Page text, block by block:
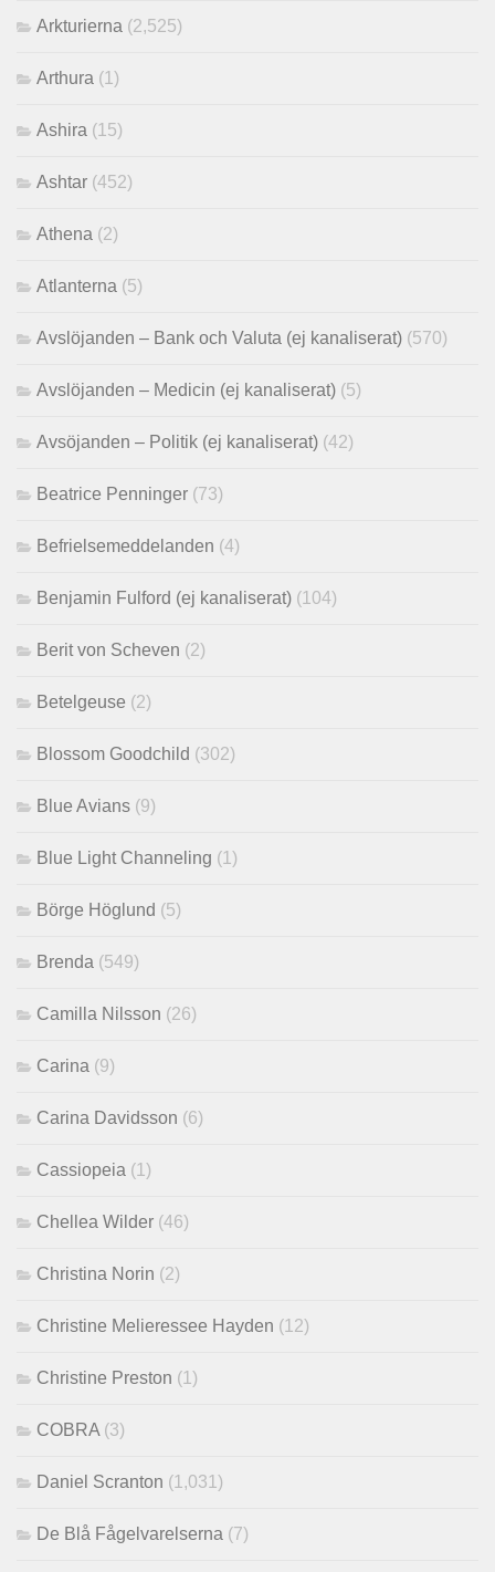
Arkturierna (2,525)
Arthura (1)
Ashira (15)
Ashtar (452)
Athena (2)
Atlanterna (5)
Avslöjanden – Bank och Valuta (ej kanaliserat) (570)
Avslöjanden – Medicin (ej kanaliserat) (5)
Avsöjanden – Politik (ej kanaliserat) (42)
Beatrice Penninger (73)
Befrielsemeddelanden (4)
Benjamin Fulford (ej kanaliserat) (104)
Berit von Scheven (2)
Betelgeuse (2)
Blossom Goodchild (302)
Blue Avians (9)
Blue Light Channeling (1)
Börge Höglund (5)
Brenda (549)
Camilla Nilsson (26)
Carina (9)
Carina Davidsson (6)
Cassiopeia (1)
Chellea Wilder (46)
Christina Norin (2)
Christine Melieressee Hayden (12)
Christine Preston (1)
COBRA (3)
Daniel Scranton (1,031)
De Blå Fågelvarelserna (7)